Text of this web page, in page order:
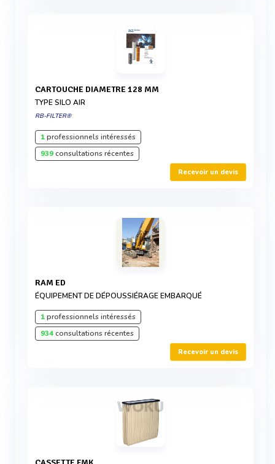
CARTOUCHE DIAMETRE 128 MM
TYPE SILO AIR
RB-FILTER®
1professionnels intéressés
939consultations récentes
Recevoir un devis
RAM ED
ÉQUIPEMENT DE DÉPOUSSIÉRAGE EMBARQUÉ
1professionnels intéressés
934consultations récentes
Recevoir un devis